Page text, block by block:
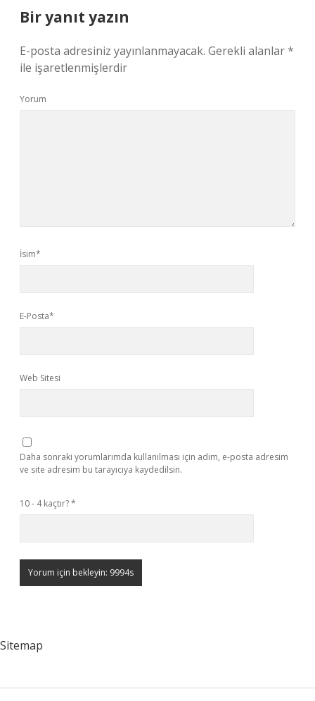
Bir yanıt yazın
E-posta adresiniz yayınlanmayacak. Gerekli alanlar*
ile işaretlenmişlerdir
Yorum
İsim*
E-Posta*
Web Sitesi
Daha sonraki yorumlarımda kullanılması için adım, e-posta adresim
ve site adresim bu tarayıcıya kaydedilsin.
10 - 4 kaçtır?*
Sitemap